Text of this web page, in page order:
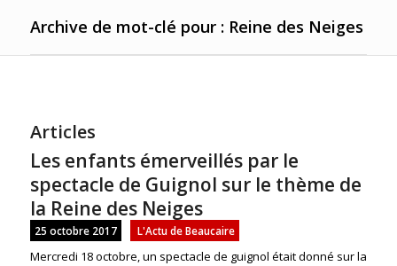
Archive de mot-clé pour : Reine des Neiges
Articles
Les enfants émerveillés par le
spectacle de Guignol sur le thème de
la Reine des Neiges
25 octobre 2017 L'Actu de Beaucaire
Mercredi 18 octobre, un spectacle de guignol était donné sur la